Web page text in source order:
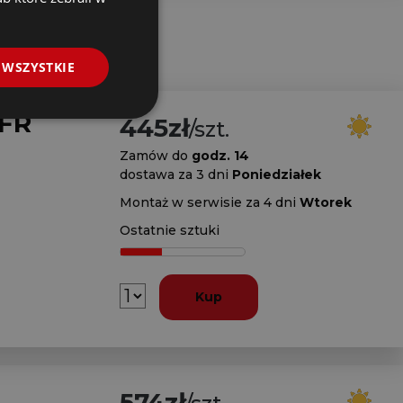
445zł/szt.
Zamów do godz. 14
dostawa za 3 dni Poniedziałek
Montaż w serwisie za 4 dni Wtorek
Ostatnie sztuki
Kup